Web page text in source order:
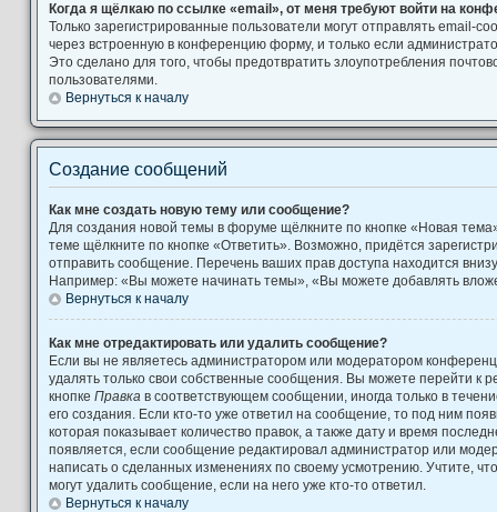
Когда я щёлкаю по ссылке «email», от меня требуют войти на
Только зарегистрированные пользователи могут отправлять email-
через встроенную в конференцию форму, и только если
Это сделано для того, чтобы предотвратить злоупотребления
пользователями.
Вернуться к началу
Создание сообщений
Как мне создать новую тему или сообщение?
Для создания новой темы в форуме щёлкните по кнопке «Новая
теме щёлкните по кнопке «Ответить». Возможно, придётся
отправить сообщение. Перечень ваших прав доступа находится
Например: «Вы можете начинать темы», «Вы можете добавлять
Вернуться к началу
Как мне отредактировать или удалить сообщение?
Если вы не являетесь администратором или модератором
удалять только свои собственные сообщения. Вы можете перейти к
кнопке Правка в соответствующем сообщении, иногда только в
его создания. Если кто-то уже ответил на сообщение, то под ним
которая показывает количество правок, а также дату и время
появляется, если сообщение редактировал администратор или
написать о сделанных изменениях по своему усмотрению. Учтите,
могут удалить сообщение, если на него уже кто-то ответил.
Вернуться к началу